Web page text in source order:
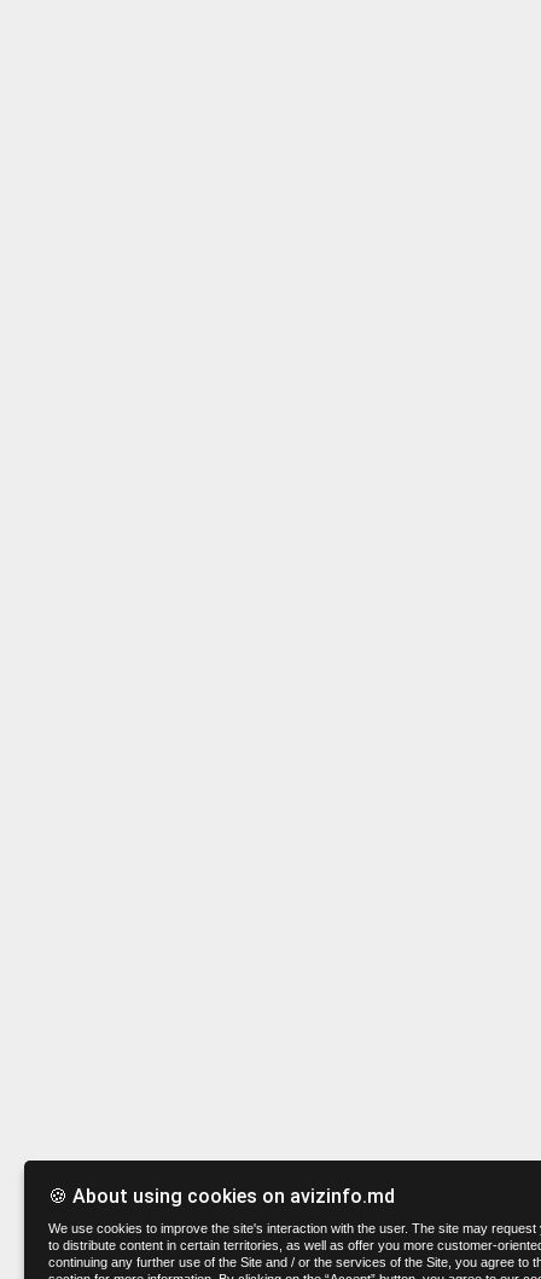
🍪 About using cookies on avizinfo.md
We use cookies to improve the site's interaction with the user. The site may
to distribute content in certain territories, as well as offer you more customer-
continuing any further use of the Site and / or the services of the Site, you agree to